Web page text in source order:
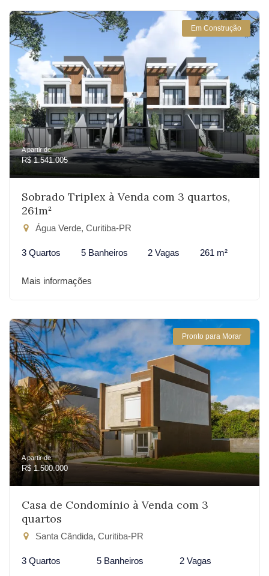
Em Construção
A partir de:
R$ 1.541.005
Sobrado Triplex à Venda com 3 quartos,
261m²
Água Verde, Curitiba-PR
3 Quartos 5 Banheiros 2 Vagas 261 m²
Mais informações
Pronto para Morar
A partir de:
R$ 1.500.000
Casa de Condomínio à Venda com 3
quartos
Santa Cândida, Curitiba-PR
3 Quartos 5 Banheiros 2 Vagas